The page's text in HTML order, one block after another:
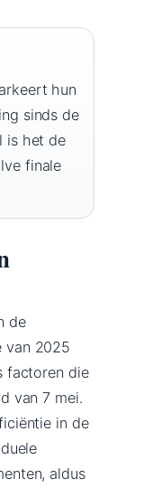
hun
sinds de
is het de
finale
de
van 2025
factoren die
van 7 mei.
in de
aldus